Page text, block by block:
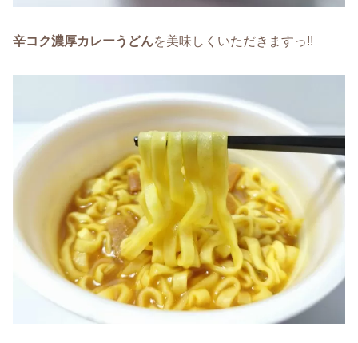
辛コク濃厚カレーうどんを美味しくいただきますっ!!